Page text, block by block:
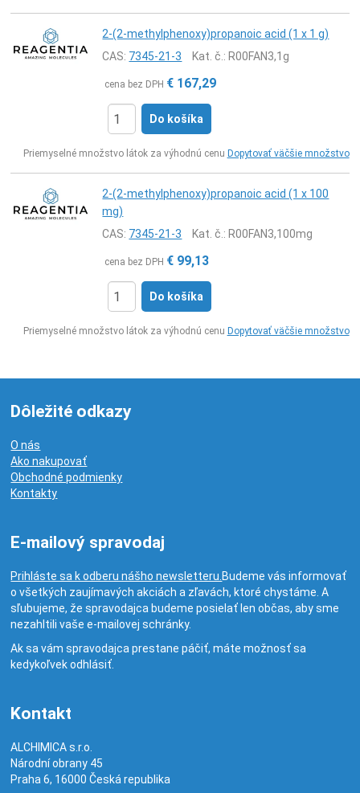
2-(2-methylphenoxy)propanoic acid (1 x 1 g)
CAS: 7345-21-3 Kat. č.: R00FAN3,1g
cena bez DPH € 167,29
Do košíka
Priemyselné množstvo látok za výhodnú cenu Dopytovať väčšie množstvo
2-(2-methylphenoxy)propanoic acid (1 x 100
mg)
CAS: 7345-21-3 Kat. č.: R00FAN3,100mg
cena bez DPH € 99,13
Do košíka
Priemyselné množstvo látok za výhodnú cenu Dopytovať väčšie množstvo
Dôležité odkazy
O nás
Ako nakupovať
Obchodné podmienky
Kontakty
E-mailový spravodaj
Prihláste sa k odberu nášho newsletteru.Budeme vás informovať
o všetkých zaujímavých akciách a zľavách, ktoré chystáme. A
sľubujeme, že spravodajca budeme posielať len občas, aby sme
nezahltili vaše e-mailovej schránky.
Ak sa vám spravodajca prestane páčiť, máte možnosť sa
kedykoľvek odhlásiť.
Kontakt
ALCHIMICA s.r.o.
Národní obrany 45
Praha 6, 16000Česká republika